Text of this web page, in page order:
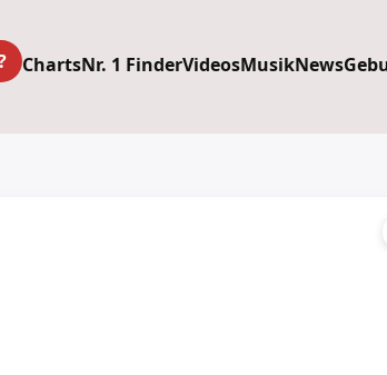
ChartsNr. 1 FinderVideosMusikNews